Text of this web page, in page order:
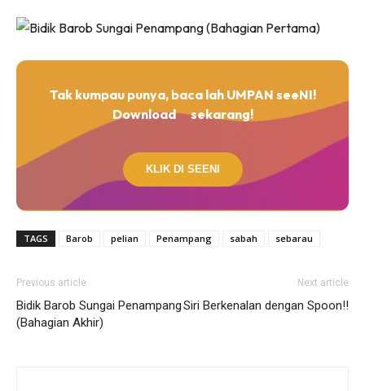
Tak kumpau punya, baca lah UMPAN seeNI!
Download
sekarang!
KLIK DI SEENI
TAGS Barob pelian Penampang sabah sebarau
Previous article
Bidik Barob Sungai Penampang
(Bahagian Akhir)
Next article
Siri Berkenalan dengan Spoon!!